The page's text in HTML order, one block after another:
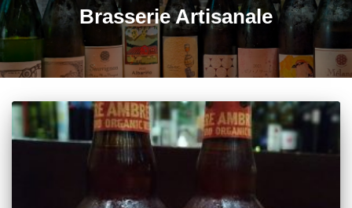
シ
ョ
を
切
Brasserie Artisanale